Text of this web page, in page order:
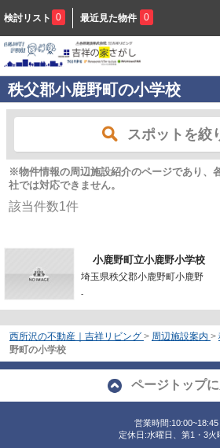
検討リスト 0 最近見た物件 0
秩父郡小鹿野町の小学校
スポットを絞
※物件情報の周辺施設紹介のページであり、
社では対応できません。
該当件数1件
小鹿野町立小鹿野小学校
埼玉県秩父郡小鹿野町小鹿野
-
西所沢の不動産｜吉祥リビング > 周辺施設案内 >
野町の小学校
ページトップ
営業時間:10:00~18:45
定休日:水曜日、第1・3火